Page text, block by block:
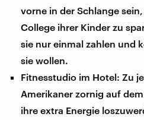
vorne in der Schlange
College ihrer Kinder zu
sie nur einmal zahlen und
sie wollen.
Fitnesstudio im Hotel: Zu
Amerikaner zornig auf
ihre extra Energie